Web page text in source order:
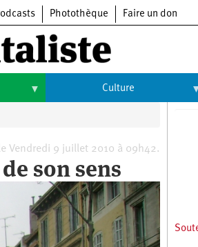
Photothèque Faire un don
Culture
Arts
Cinéma
Expositions
Livres
Vendredi 9 juillet 2010 à 09h42.
son sens